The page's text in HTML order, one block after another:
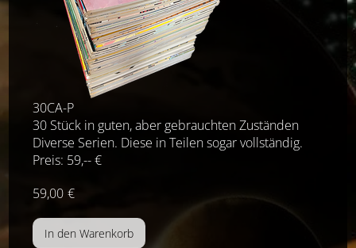
30CA-P
30 Stück in guten, aber gebrauchten Zuständen
Diverse Serien. Diese in Teilen sogar vollständig.
Preis: 59,-- €
59,00 €